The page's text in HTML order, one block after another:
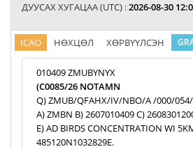
ДУУСАХ ХУГАЦАА (UTC) :2026-08-30
ICAO НӨХЦӨЛ ХӨРВҮҮЛСЭН
010409 ZMUBYNYX
(C0085/26 NOTAMN
Q) ZMUB/QFAHX/IV/NBO/A /000/
A) ZMBN B) 2607010409 C)
E) AD BIRDS CONCENTRATION WI
485120N1032829E.